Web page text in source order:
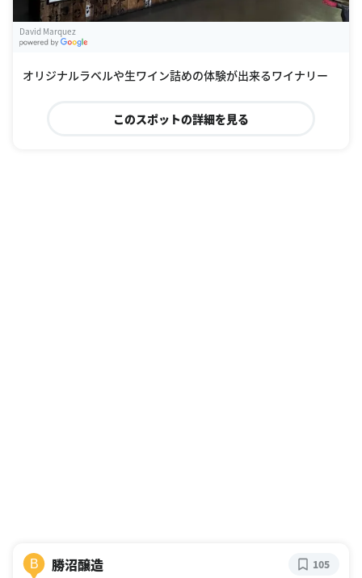
David Marquez
オリジナルラベルや生ワイン詰めの体験が出来るワイナリー
このスポットの詳細を見る
B 勝沼醸造 105